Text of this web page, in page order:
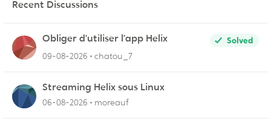
Recent Discussions
Obliger d’utiliser l’app Helix
Solved
09-08-2026
chatou_7
Streaming Helix sous Linux
06-08-2026 moreauf